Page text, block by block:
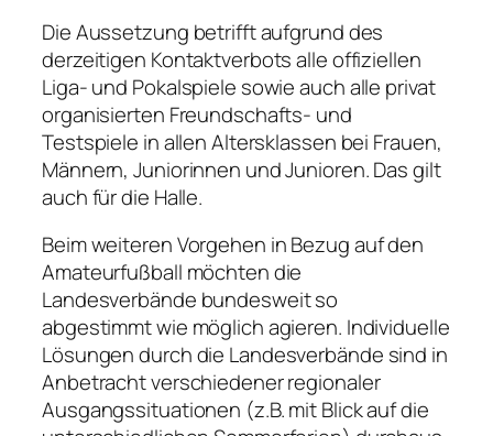
Die Aussetzung betrifft aufgrund des
derzeitigen Kontaktverbots alle offiziellen
Liga- und Pokalspiele sowie auch alle privat
organisierten Freundschafts- und
Testspiele in allen Altersklassen bei Frauen,
Männern, Juniorinnen und Junioren. Das gilt
auch für die Halle.
Beim weiteren Vorgehen in Bezug auf den
Amateurfußball möchten die
Landesverbände bundesweit so
abgestimmt wie möglich agieren. Individuelle
Lösungen durch die Landesverbände sind in
Anbetracht verschiedener regionaler
Ausgangssituationen (z.B. mit Blick auf die